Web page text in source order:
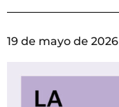
19 de mayo de 2026